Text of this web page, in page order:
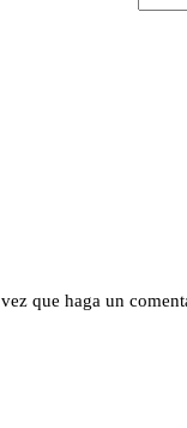
que haga un